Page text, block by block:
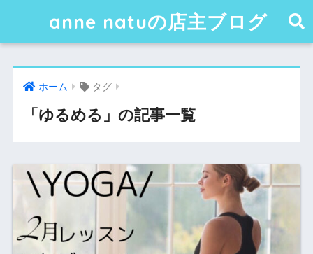
anne natuの店主ブログ
ホーム タグ
「ゆるめる」の記事一覧